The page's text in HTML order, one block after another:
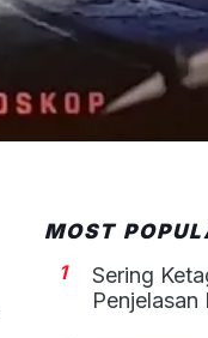
MOST
1
Sering
Penjelasan